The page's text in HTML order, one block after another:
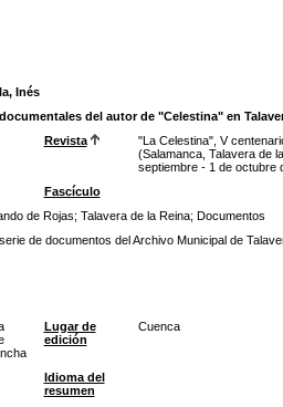
Inés
del autor de "Celestina" en
Revista
"La Celestina", V
(Salamanca, Talavera de
septiembre - 1 de octubre
Fascículo
de Rojas; Talavera de la Reina; Documentos
de documentos del Archivo Municipal de
Lugar de
edición
Cuenca
Idioma del
resumen